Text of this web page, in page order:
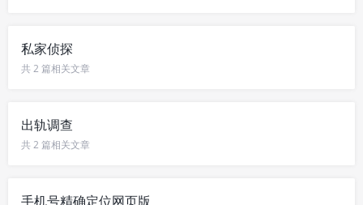
私家侦探
共 2 篇相关文章
出轨调查
共 2 篇相关文章
手机号精确定位网页版